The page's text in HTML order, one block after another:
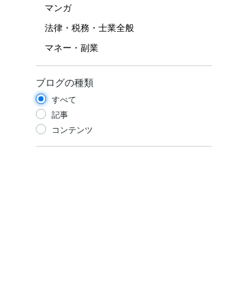
マンガ
法律・税務・士業全般
マネー・副業
ブログの種類
すべて
記事
コンテンツ